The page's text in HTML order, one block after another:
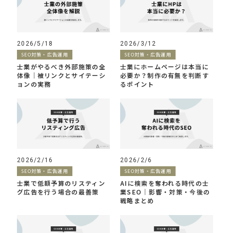
2026/5/18
SEO対策・広告運用
士業がやるべき外部施策の全
体像｜被リンクとサイテーシ
ョンの実務
2026/3/12
SEO対策・広告運用
士業にホームページは本当に
必要か？制作の有無を判断す
るポイント
2026/2/16
SEO対策・広告運用
士業で低額予算のリスティン
グ広告を行う場合の最善策
2026/2/6
SEO対策・広告運用
AIに検索を奪われる時代の士
業SEO｜影響・対策・今後の
戦略まとめ